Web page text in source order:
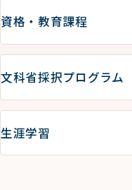
資格・教育課程
文科省採択プログラム
生涯学習